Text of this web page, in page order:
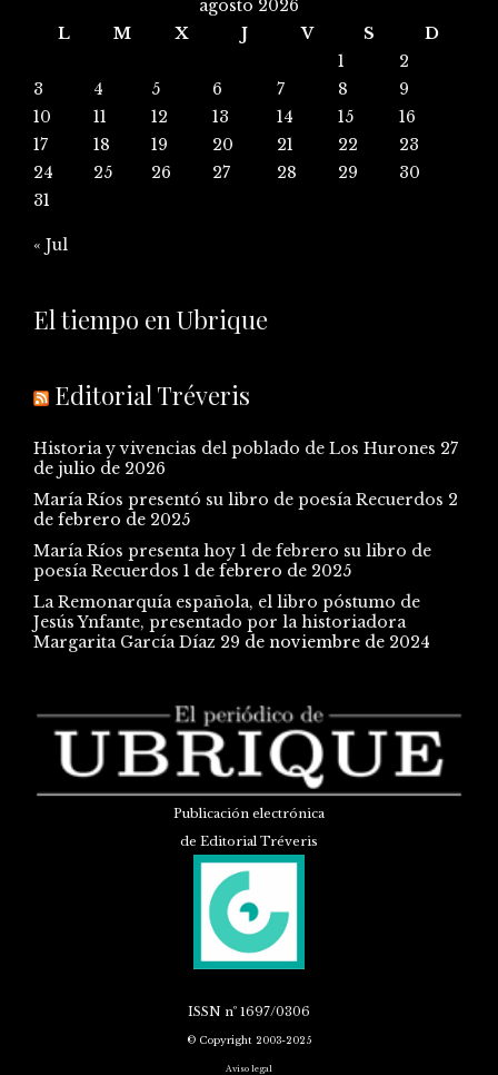
agosto 2026
L
M X J V S
D
1
2
3
4 5 6 7 8
9
10
11 12 13 14 15
16
17
18 19 20 21 22
23
24
25 26 27 28 29
30
31
« Jul
El tiempo en Ubrique
Editorial Tréveris
Historia y vivencias del poblado de Los Hurones 27
de julio de 2026
María Ríos presentó su libro de poesía Recuerdos 2
de febrero de 2025
María Ríos presenta hoy 1 de febrero su libro de
poesía Recuerdos 1 de febrero de 2025
La Remonarquía española, el libro póstumo de
Jesús Ynfante, presentado por la historiadora
Margarita García Díaz 29 de noviembre de 2024
Publicación electrónica
de Editorial Tréveris
ISSN nº 1697/0306
© Copyright 2003-2025
Aviso legal